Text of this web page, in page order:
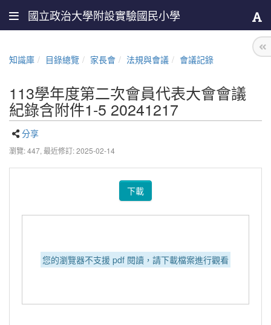
國立政治大學附設實驗國民小學
知識庫 目錄總覽 家長會 法規與會議 會議記錄
113學年度第二次會員代表大會會議
紀錄含附件1-5 20241217
分享
瀏覽: 447, 最近修訂: 2025-02-14
下載
您的瀏覽器不支援 pdf 閱讀，請下載檔案進行觀看